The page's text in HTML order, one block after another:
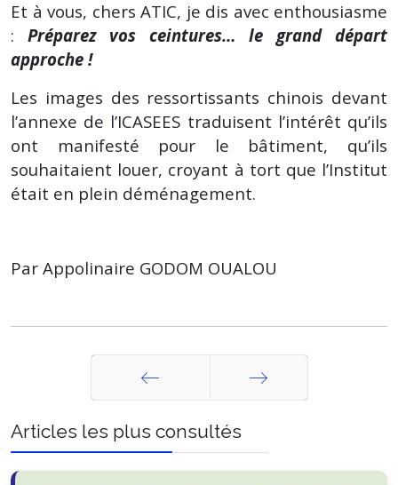
Et à vous, chers ATIC, je dis avec enthousiasme
: Préparez vos ceintures… le grand départ
approche !
Les images des ressortissants chinois devant
l’annexe de l’ICASEES traduisent l’intérêt qu’ils
ont manifesté pour le bâtiment, qu’ils
souhaitaient louer, croyant à tort que l’Institut
était en plein déménagement.
Par Appolinaire GODOM OUALOU
Précédent
Articles les plus consultés